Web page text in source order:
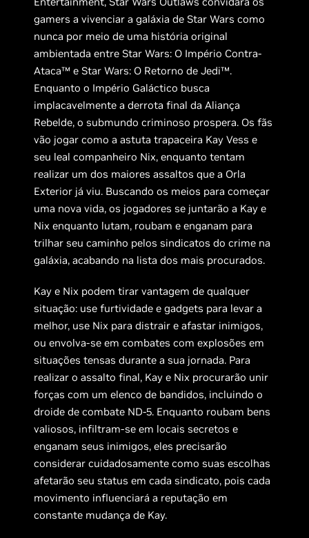
gamers a vivenciar a galáxia de Star Wars como
nunca por meio de uma história original
ambientada entre Star Wars: O Império Contra-
Ataca™ e Star Wars: O Retorno de Jedi™.
Enquanto o Império Galáctico busca
implacavelmente a derrota final da Aliança
Rebelde, o submundo criminoso prospera. Os fãs
vão jogar como a astuta trapaceira Kay Vess e
seu leal companheiro Nix, enquanto tentam
realizar um dos maiores assaltos que a Orla
Exterior já viu. Buscando os meios para começar
uma nova vida, os jogadores se juntarão a Kay e
Nix enquanto lutam, roubam e enganam para
trilhar seu caminho pelos sindicatos do crime na
galáxia, acabando na lista dos mais procurados.
Kay e Nix podem tirar vantagem de qualquer
situação: use furtividade e gadgets para levar a
melhor, use Nix para distrair e afastar inimigos,
ou envolva-se em combates com explosões em
situações tensas durante a sua jornada. Para
realizar o assalto final, Kay e Nix procurarão unir
forças com um elenco de bandidos, incluindo o
droide de combate ND-5. Enquanto roubam bens
valiosos, infiltram-se em locais secretos e
enganam seus inimigos, eles precisarão
considerar cuidadosamente como suas escolhas
afetarão seu status em cada sindicato, pois cada
movimento influenciará a reputação em
constante mudança de Kay.